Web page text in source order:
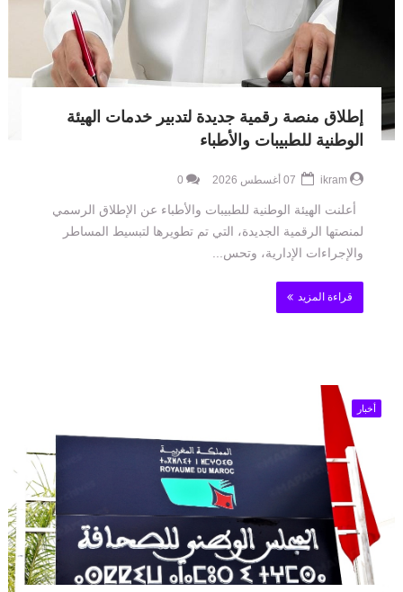
إطلاق منصة رقمية جديدة لتدبير خدمات الهيئة
الوطنية للطبيبات والأطباء
ikram
0
أعلنت الهيئة الوطنية للطبيبات والأطباء عن الإطلاق الرسمي
لمنصتها الرقمية الجديدة، التي تم تطويرها لتبسيط المساطر
والإجراءات الإدارية، وتحس...
قراءة المزيد
أخبار